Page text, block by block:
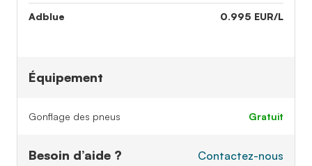
Adblue 0.995 EUR/L
Équipement
Gonflage des pneus gratuit
Besoin d’aide ? Contactez-nous